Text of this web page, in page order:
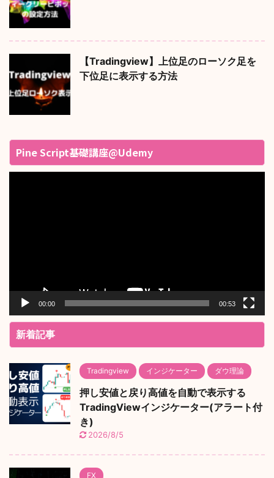
【Tradingview】上位足のローソク足を
下位足に表示する方法
Pine Script基礎講座@Udemy
00:00 00:53
新着記事
Tradingview インジケーター ダウ理論
押し安値と戻り高値を自動で表示する
TradingViewインジケーター(アラート付
き)
2026/8/5
FX